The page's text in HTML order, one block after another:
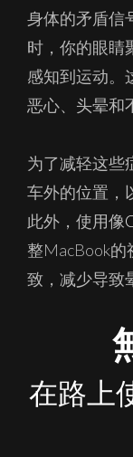
身体的矛盾信
时，你的眼睛
感知到运动。
恶心、头晕和
为了减轻这些
车外的位置，
此外，使用像
整MacBook的
致，减少导致
在路上